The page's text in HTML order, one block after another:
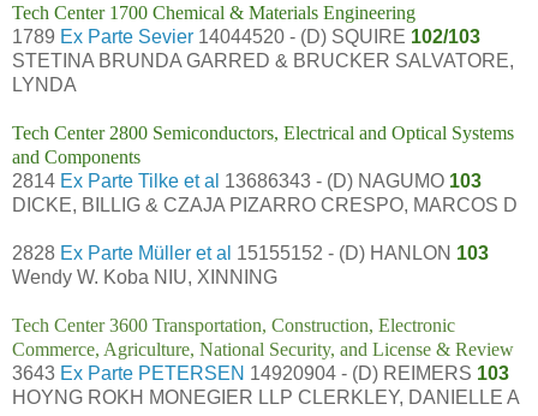
Tech Center 1700 Chemical & Materials Engineering
1789 Ex Parte Sevier 14044520 - (D) SQUIRE 102/103
STETINA BRUNDA GARRED & BRUCKER SALVATORE,
LYNDA
Tech Center 2800 Semiconductors, Electrical and Optical Systems
and Components
2814 Ex Parte Tilke et al 13686343 - (D) NAGUMO 103
DICKE, BILLIG & CZAJA PIZARRO CRESPO, MARCOS D
2828 Ex Parte Müller et al 15155152 - (D) HANLON 103
Wendy W. Koba NIU, XINNING
Tech Center 3600 Transportation, Construction, Electronic
Commerce, Agriculture, National Security, and License & Review
3643 Ex Parte PETERSEN 14920904 - (D) REIMERS 103
HOYNG ROKH MONEGIER LLP CLERKLEY, DANIELLE A